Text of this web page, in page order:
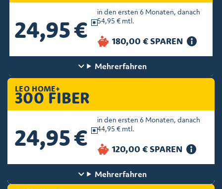
LEO HOME+
300 FIBER
24,95 €
in den ersten 6 Monaten, danach
44,95 € mtl.
Mehrerfahren
24,95 €
in den ersten 6 Monaten, danach
54,95 € mtl.
Mehrerfahren